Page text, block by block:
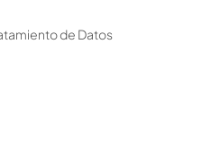
de Datos